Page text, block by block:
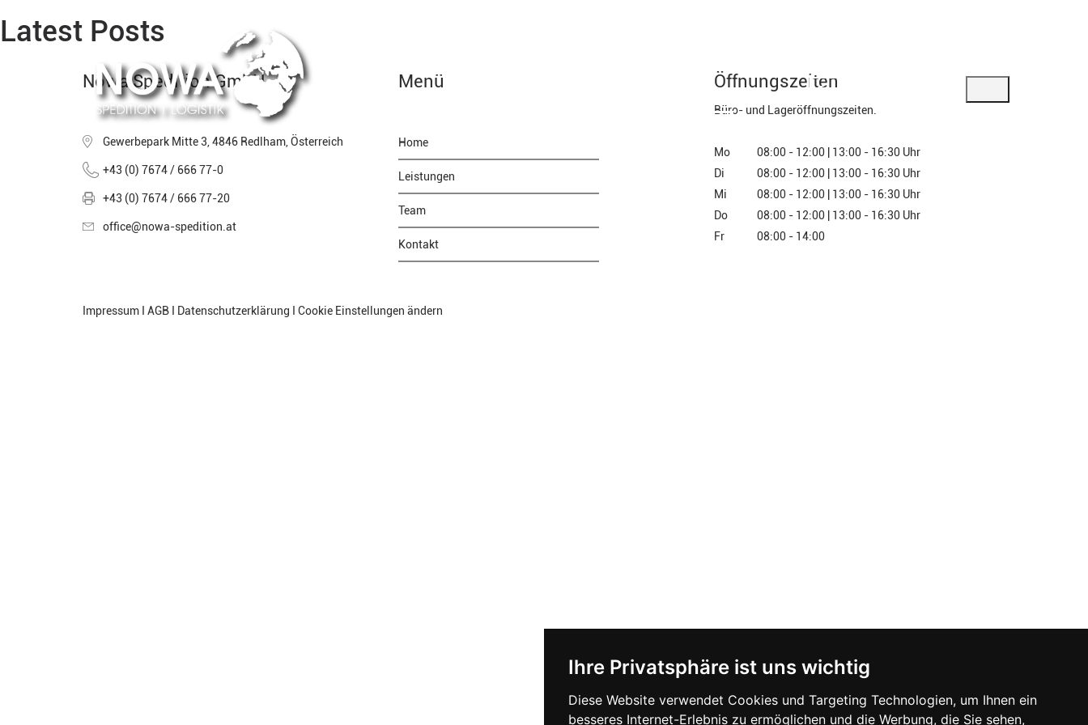
Ihre Privatsphäre ist uns wichtig
Diese Website verwendet Cookies und Targeting Technologien, um Ihnen ein
besseres Internet-Erlebnis zu ermöglichen und die Werbung, die Sie sehen,
Latest Posts
Nowa Spedition GmbH
Gewerbepark Mitte 3, 4846 Redlham, Österreich
+43 (0) 7674 / 666 77-0
+43 (0) 7674 / 666 77-20
office@nowa-spedition.at
Menü
Home
Leistungen
Team
Kontakt
Öffnungszeiten
Büro- und Lageröffnungszeiten.
Mo
08:00 - 12:00 | 13:00 - 16:30 Uhr
Di
08:00 - 12:00 | 13:00 - 16:30 Uhr
Mi
08:00 - 12:00 | 13:00 - 16:30 Uhr
Do
08:00 - 12:00 | 13:00 - 16:30 Uhr
Fr
08:00 - 14:00
Impressum AGB Datenschutzerklärung Cookie Einstellungen ändern